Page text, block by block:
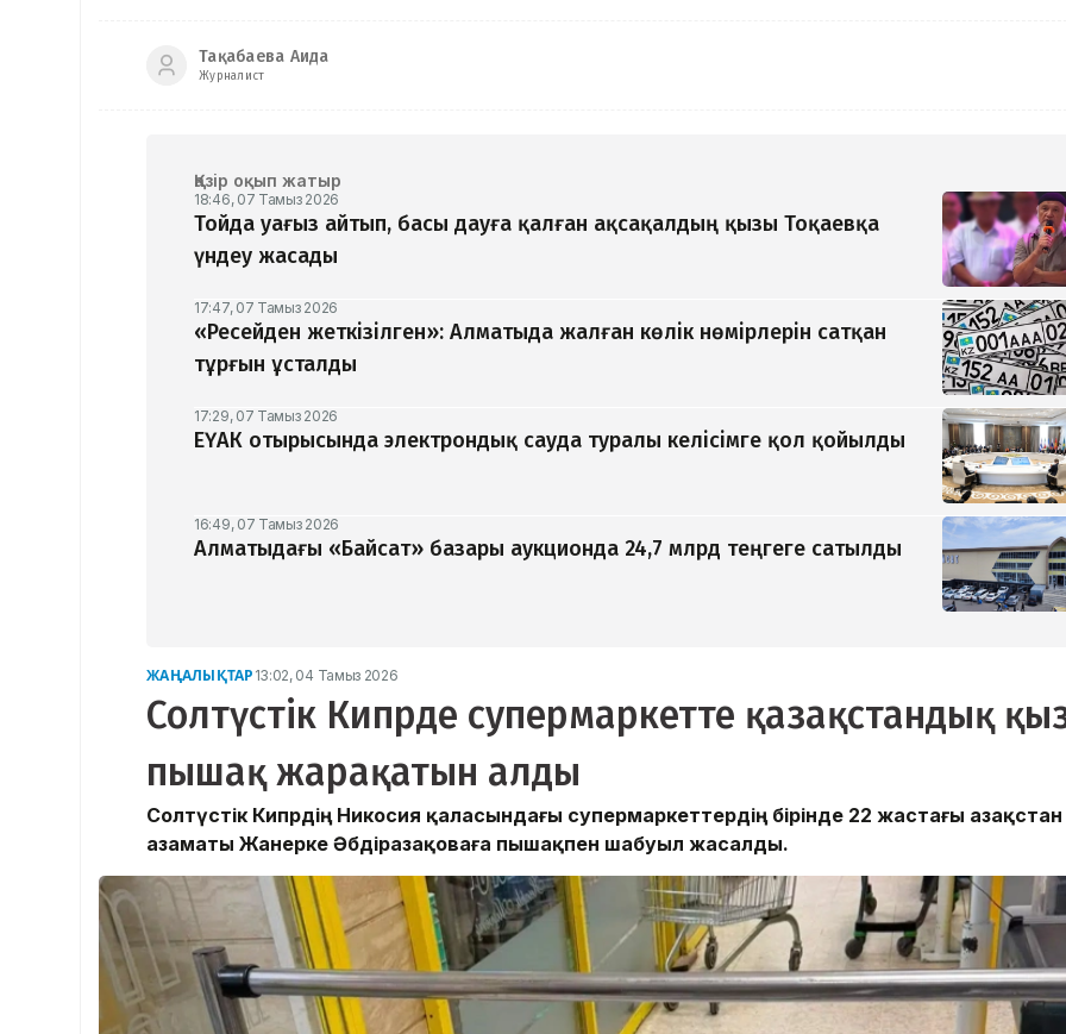
Тақабаева Аида
Журналист
Қазір оқып жатыр
18:46, 07 Тамыз 2026
Тойда уағыз айтып, басы дауға қалған ақсақалдың қызы Тоқаевқа
үндеу жасады
17:47, 07 Тамыз 2026
«Ресейден жеткізілген»: Алматыда жалған көлік нөмірлерін сатқан
тұрғын ұсталды
17:29, 07 Тамыз 2026
ЕҮАК отырысында электрондық сауда туралы келісімге қол қойылды
16:49, 07 Тамыз 2026
Алматыдағы «Байсат» базары аукционда 24,7 млрд теңгеге сатылды
ЖАҢАЛЫҚТАР 13:02, 04 Тамыз 2026
Солтүстік Кипрде супермаркетте қазақстандық
пышақ жарақатын алды
Солтүстік Кипрдің Никосия қаласындағы супермаркеттердің бірінде 22 жастағы Қазақстан
азаматы Жанерке Әбдіразақоваға пышақпен шабуыл жасалды.